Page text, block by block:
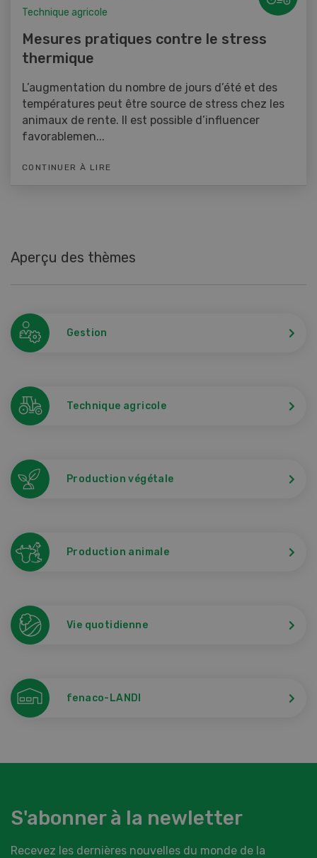
Technique agricole
Mesures pratiques contre le stress
thermique
L’augmentation du nombre de jours d’été et des
températures peut être source de stress chez les
animaux de rente. Il est possible d’influencer
favorablemen...
CONTINUER À LIRE
Aperçu des thèmes
Gestion
Technique agricole
Production végétale
Production animale
Vie quotidienne
fenaco-LANDI
S'abonner à la newletter
Recevez les dernières nouvelles du monde de la